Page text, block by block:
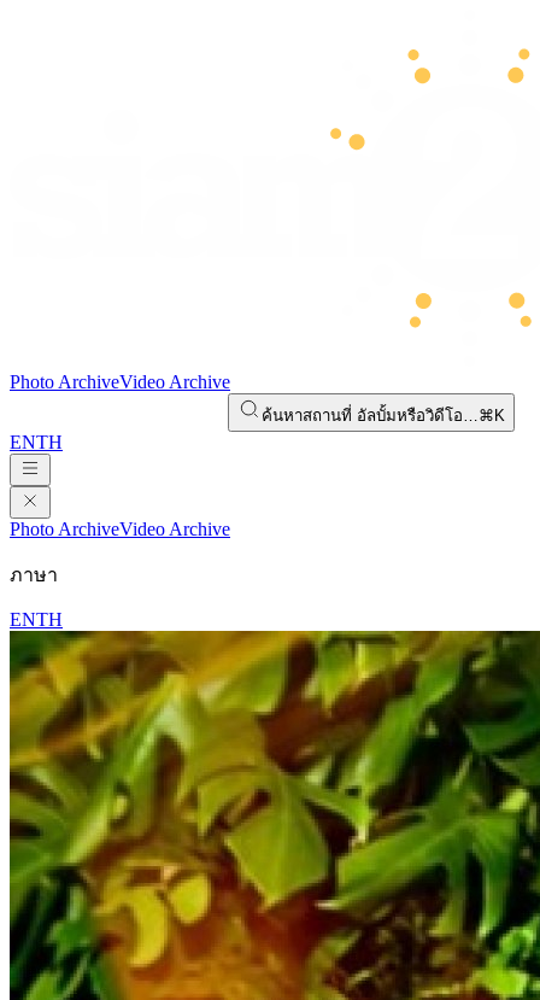
Photo ArchiveVideo Archive
ค้นหาสถานที่ อัลบั้มหรือวิดีโอ…⌘K
ENTH
Photo ArchiveVideo Archive
ภาษา
ENTH